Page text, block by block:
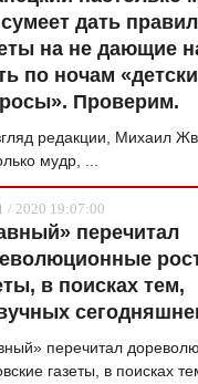
ЖУРНАЛ
дать
на не дающие
по ночам
Проверим.
редакции, Михаил
мудр, ...
/ 2020 19:07:00
перечитал
в поисках тем,
перечитал
газеты, в поисках